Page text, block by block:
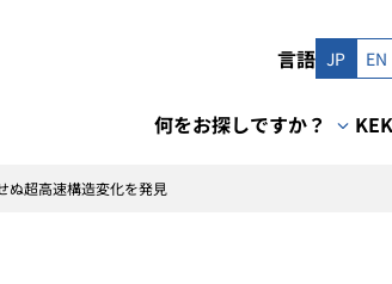
言語 JP EN
何をお探しですか？
ぬ超高速構造変化を発見